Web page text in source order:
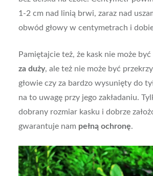
1-2 cm nad linią brwi, zaraz nad
obwód głowy w centymetrach i
Pamiętajcie też, że kask nie może być
za duży, ale też nie może być
głowie czy za bardzo wysunięty do
na to uwagę przy jego zakładaniu.
dobrany rozmiar kasku i dobrze
gwarantuje nam pełną ochronę.